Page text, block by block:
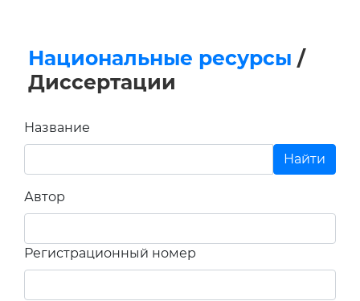
Национальные ресурсы /
Диссертации
Название
Автор
Регистрационный номер